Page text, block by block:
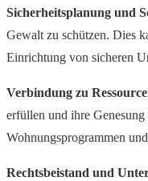
Sicherheitsplanung und
Gewalt zu schützen. Dies
Einrichtung von sicheren
Verbindung zu
erfüllen und ihre
Wohnungsprogrammen
Rechtsbeistand und